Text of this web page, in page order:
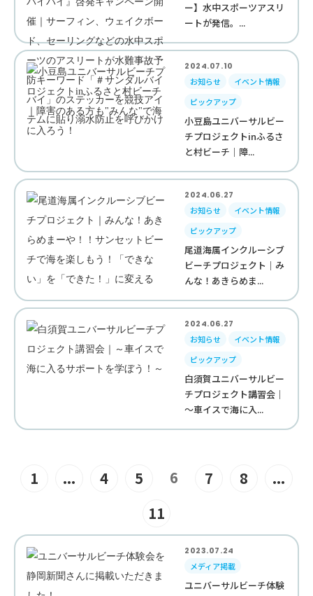
ー】水中スポーツアスリ
ートが発信。...
2024.07.10
お知らせ
イベント情報
ピックアップ
小豆島ユニバーサルビー
チプロジェクトinふるさ
と村ビーチ｜障...
2024.06.27
お知らせ
イベント情報
ピックアップ
尾道海属インクルーシブ
ビーチプロジェクト｜み
んな！あきらめま...
2024.06.27
お知らせ
イベント情報
ピックアップ
白須賀ユニバーサルビー
チプロジェクト講習会｜
～車イスで海に入...
1 ... 4 5 6 7 8
...
11
2023.07.24
メディア掲載
ユニバーサルビーチ体験